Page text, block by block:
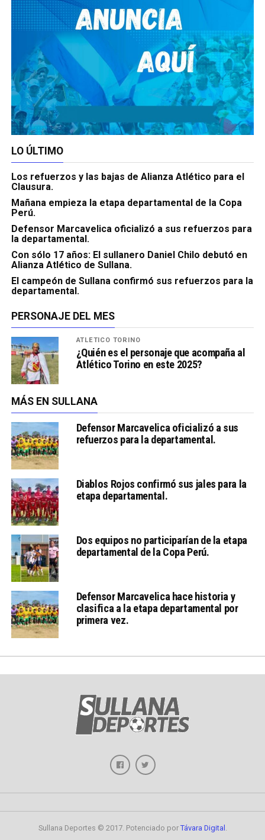
LO ÚLTIMO
Los refuerzos y las bajas de Alianza Atlético para el
Clausura.
Mañana empieza la etapa departamental de la Copa
Perú.
Defensor Marcavelica oficializó a sus refuerzos para
la departamental.
Con sólo 17 años: El sullanero Daniel Chilo debutó en
Alianza Atlético de Sullana.
El campeón de Sullana confirmó sus refuerzos para la
departamental.
PERSONAJE DEL MES
ATLÉTICO TORINO
¿Quién es el personaje que acompaña al
Atlético Torino en este 2025?
MÁS EN SULLANA
Defensor Marcavelica oficializó a sus
refuerzos para la departamental.
Diablos Rojos confirmó sus jales para la
etapa departamental.
Dos equipos no participarían de la etapa
departamental de la Copa Perú.
Defensor Marcavelica hace historia y
clasifica a la etapa departamental por
primera vez.
Sullana Deportes © 2017. Potenciado por Távara Digital